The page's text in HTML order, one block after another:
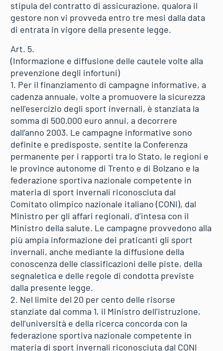
stipula del contratto di assicurazione, qualora il
gestore non vi provveda entro tre mesi dalla data
di entrata in vigore della presente legge.
Art. 5.
(Informazione e diffusione delle cautele volte alla
prevenzione degli infortuni)
1. Per il finanziamento di campagne informative, a
cadenza annuale, volte a promuovere la sicurezza
nell’esercizio degli sport invernali, è stanziata la
somma di 500.000 euro annui, a decorrere
dall’anno 2003. Le campagne informative sono
definite e predisposte, sentite la Conferenza
permanente per i rapporti tra lo Stato, le regioni e
le province autonome di Trento e di Bolzano e la
federazione sportiva nazionale competente in
materia di sport invernali riconosciuta dal
Comitato olimpico nazionale italiano (CONI), dal
Ministro per gli affari regionali, d’intesa con il
Ministro della salute. Le campagne provvedono alla
più ampia informazione dei praticanti gli sport
invernali, anche mediante la diffusione della
conoscenza delle classificazioni delle piste, della
segnaletica e delle regole di condotta previste
dalla presente legge.
2. Nel limite del 20 per cento delle risorse
stanziate dal comma 1, il Ministro dell’istruzione,
dell’università e della ricerca concorda con la
federazione sportiva nazionale competente in
materia di sport invernali riconosciuta dal CONI